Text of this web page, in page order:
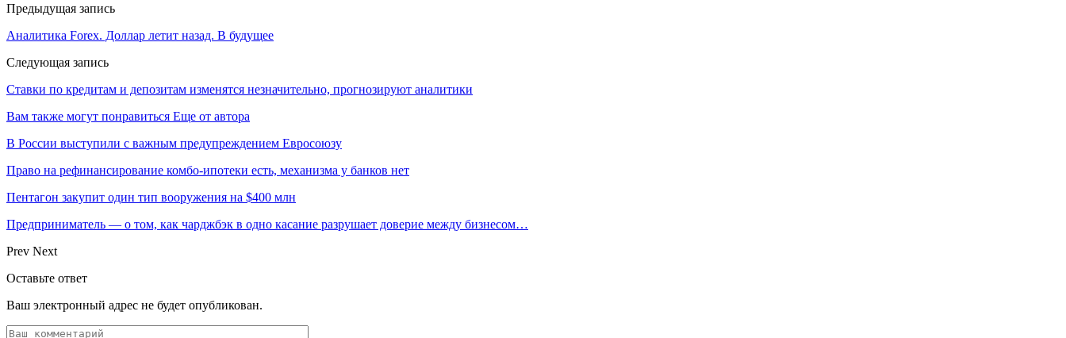
Предыдущая запись
Аналитика Forex. Доллар летит назад. В будущее
Следующая запись
Ставки по кредитам и депозитам изменятся незначительно, прогнозируют аналитики
Вам также могут понравиться Еще от автора
В России выступили с важным предупреждением Евросоюзу
Право на рефинансирование комбо-ипотеки есть, механизма у банков нет
Пентагон закупит один тип вооружения на $400 млн
Предприниматель — о том, как чарджбэк в одно касание разрушает доверие между бизнесом…
Prev Next
Оставьте ответ
Ваш электронный адрес не будет опубликован.